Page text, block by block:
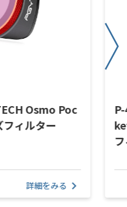
Osmo Poc
ィルター
詳細をみる